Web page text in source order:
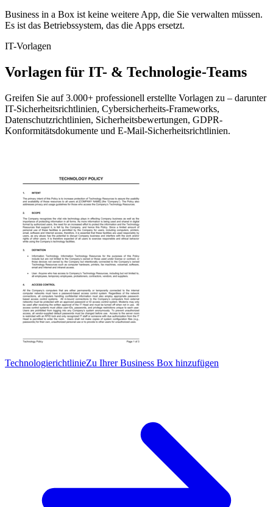
Business in a Box ist keine weitere App, die Sie verwalten müssen.
Es ist das Betriebssystem, das die Apps ersetzt.
IT-Vorlagen
Vorlagen für IT- & Technologie-Teams
Greifen Sie auf 3.000+ professionell erstellte Vorlagen zu – darunter
IT-Sicherheitsrichtlinien, Cybersicherheits-Frameworks,
Datenschutzrichtlinien, Sicherheitsbewertungen, GDPR-
Konformitätsdokumente und E-Mail-Sicherheitsrichtlinien.
TechnologierichtlinieZu Ihrer Business Box hinzufügen